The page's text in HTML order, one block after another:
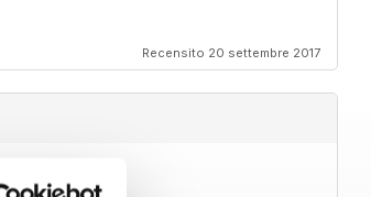
Recensito 20 settembre 2017